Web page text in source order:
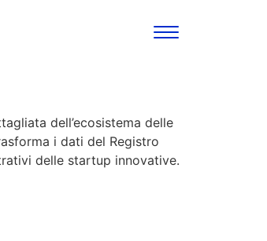
dell’ecosistema delle
i dati del Registro
delle startup innovative.